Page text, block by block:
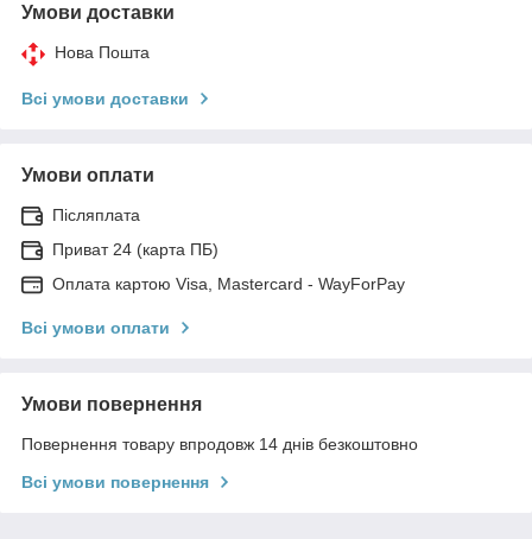
Умови доставки
Нова Пошта
Всі умови доставки
Умови оплати
Післяплата
Приват 24 (карта ПБ)
Оплата картою Visa, Mastercard - WayForPay
Всі умови оплати
Умови повернення
Повернення товару впродовж 14 днів безкоштовно
Всі умови повернення